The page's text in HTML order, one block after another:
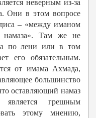
неверным из-за
Они в этом вопросе
– «между иманом
намаза». Там же не
по лени или в том
его обязательным.
от имама Ахмада,
большинство
оставляющий намаз
грешным
этому мнению,